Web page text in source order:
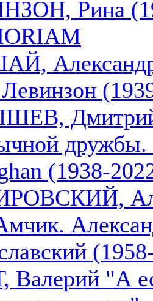
Рина
(1938-
Валерий "А